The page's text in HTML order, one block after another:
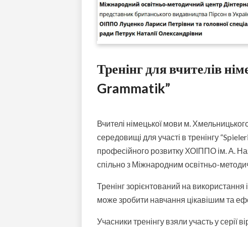
Тренінг для вчителів
Grammatik”
Вчителі німецької мови м.
середовищі для участі в тренінгу
професійного розвитку ХОІППО ім. А.
спільно з Міжнародним освітньо-
Тренінг зорієнтований на використання
може зробити навчання цікавішим та
Учасники тренінгу взяли участь у серії